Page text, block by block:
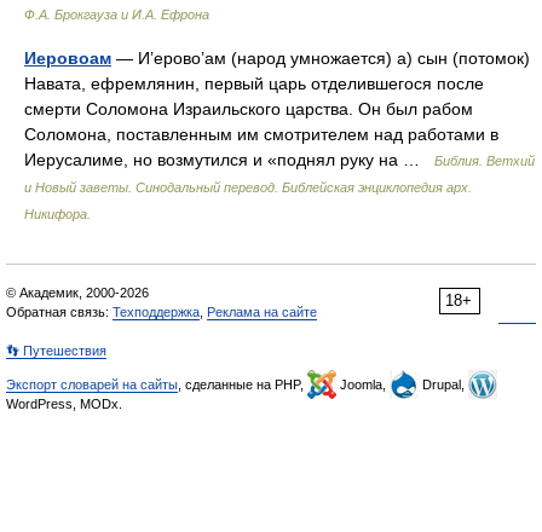
Ф.А. Брокгауза и И.А. Ефрона
Иеровоам — И’ерово’ам (народ умножается) а) сын (потомок)
Навата, ефремлянин, первый царь отделившегося после
смерти Соломона Израильского царства. Он был рабом
Соломона, поставленным им смотрителем над работами в
Иерусалиме, но возмутился и «поднял руку на …
Библия. Ветхий
и Новый заветы. Синодальный перевод. Библейская энциклопедия арх.
Никифора.
18+
© Академик, 2000-2026
Обратная связь: Техподдержка Реклама на сайте
👣 Путешествия
Экспорт словарей на сайты , сделанные на PHP, Joomla,
Drupal,
WordPress, MODx.